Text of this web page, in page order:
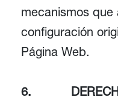
mecanismos que
configuración
Página Web.
6.